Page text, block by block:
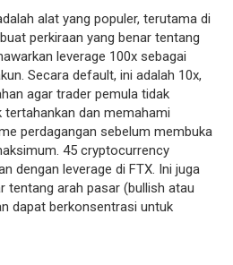
alat yang populer, terutama di
perkiraan yang benar tentang
leverage 100x sebagai
Secara default, ini adalah 10x,
agar trader pemula tidak
dan memahami
perdagangan sebelum membuka
45 cryptocurrency
dengan leverage di FTX. Ini juga
tentang arah pasar (bullish atau
dapat berkonsentrasi untuk